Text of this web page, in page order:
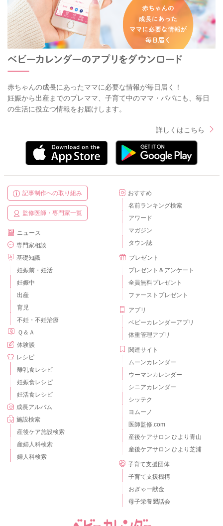
赤ちゃんの成長にあったママに必要な情報が毎日届く！
妊娠から出産までのプレママ、子育て中のママ・パパにも、毎日
の生活に役立つ情報をお届けします。
詳しくはこちら
記事制作への取り組み
監修医師・専門家一覧
ニュース
専門家相談
基礎知識
妊娠前・妊活
妊娠中
出産
育児
不妊・不妊治療
Ｑ＆Ａ
体験談
レシピ
離乳食レシピ
妊娠食レシピ
妊活食レシピ
成長アルバム
施設検索
産後ケア施設検索
産婦人科検索
婦人科検索
おすすめ
名前ランキング検索
アワード
マガジン
タウン誌
プレゼント
プレゼント＆アンケート
全員無料プレゼント
ファーストプレゼント
アプリ
ベビーカレンダーアプリ
体重管理アプリ
関連サイト
ムーンカレンダー
ウーマンカレンダー
シニアカレンダー
シッテク
ヨムーノ
医師監修.com
産後ケアサロン ひより青山
産後ケアサロン ひより芝浦
子育て支援団体
子育て支援機構
おぎゃー献金
母子栄養懇話会